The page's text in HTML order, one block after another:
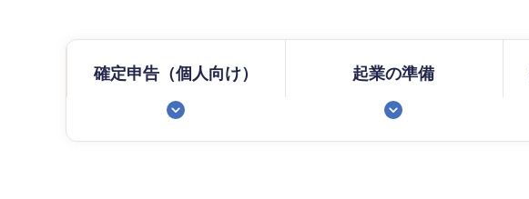
確定申告（個人向け） 起業の準備